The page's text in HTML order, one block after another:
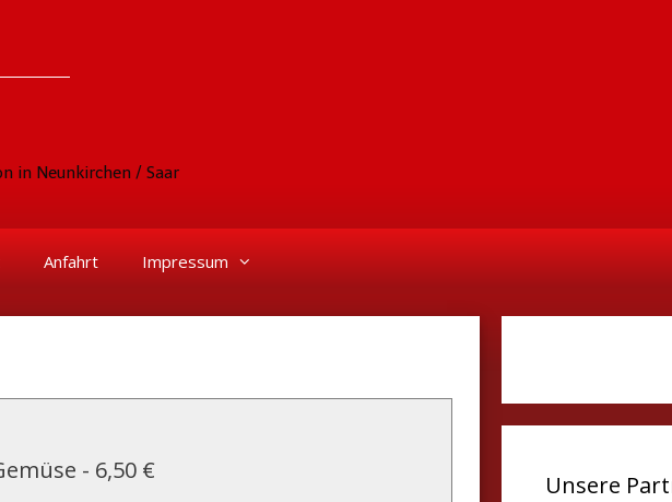
in Neunkirchen / Saar
Anfahrt Impressum
- 6,50 €
Unsere